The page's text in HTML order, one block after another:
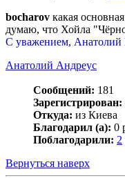
bocharov какая
думаю, что Хойла
С уважением, Анатолий
Анатолий Андреус
Сообщений: 181
Зарегистрирован:
Откуда: из Киева
Благодарил (а): 0
Поблагодарили: 2
Вернуться наверх